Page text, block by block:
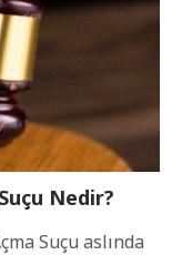
Nedir?
Suçu aslında